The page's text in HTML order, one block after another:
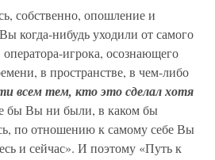
собственно, опошление и
когда-нибудь уходили от самого
оператора-игрока, осознающего
в пространстве, в чем-либо
всем тем, кто это сделал хотя
бы Вы ни были, в каком бы
по отношению к самому себе Вы
и сейчас». И поэтому «Путь к